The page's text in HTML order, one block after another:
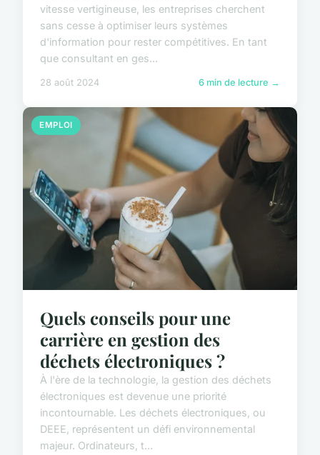
vitesse vertigineuse, les entreprises cherchent
sans cesse à optimiser leurs systèmes
d'information pour rester compétitives. En tant
que consultant en ges...
28 août 2024 6 min de lecture →
EMPLOI
Quels conseils pour une
carrière en gestion des
déchets électroniques ?
À l'ère de la technologie, la gestion des déchets
électroniques est devenue une priorité
incontournable. Les déchets électroniques, ou
DEEE, représentent un défi environnemental
majeur. Ordinateurs, t...